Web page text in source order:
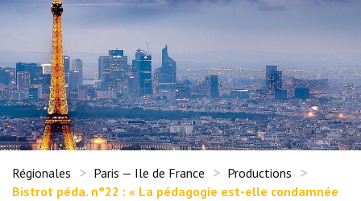
Régionales Paris — Ile de France
Productions
Bistrot péda. n°22 : « La pédagogie est-elle condamnée